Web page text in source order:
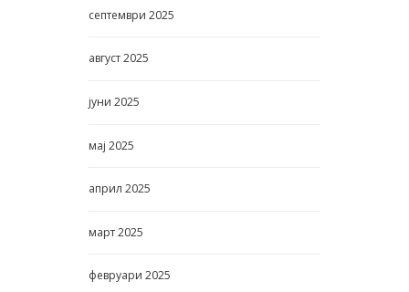
септември 2025
август2025
јуни 2025
мај 2025
април 2025
март2025
февруари 2025